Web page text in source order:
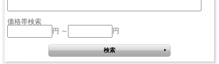
価格帯検索
円 ～
円